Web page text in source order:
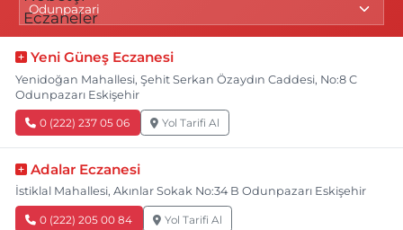
Yeni Güneş Eczanesi
Yenidoğan Mahallesi, Şehit Serkan Özaydın Caddesi, No:8 C
Odunpazarı Eskişehir
0 (222) 237 05 06 Yol Tarifi Al
Adalar Eczanesi
İstiklal Mahallesi, Akınlar Sokak No:34 B Odunpazarı Eskişehir
0 (222) 205 00 84 Yol Tarifi Al